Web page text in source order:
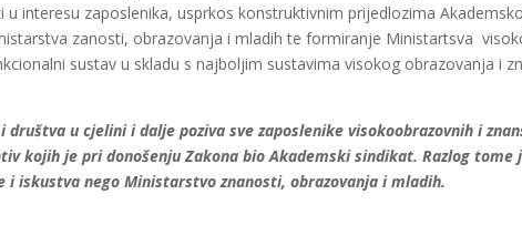
interesu zaposlenika, usprkos konstruktivnim prijedlozima
zanosti, obrazovanja i mladih te formiranje Ministartsva
sustav u skladu s najboljim sustavima visokog obrazovanja i
u cjelini i dalje poziva sve zaposlenike visokoobrazovnih i
kojih je pri donošenju Zakona bio Akademski sindikat. Razlog
iskustva nego Ministarstvo znanosti, obrazovanja i mladih.